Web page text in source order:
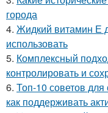
города
4. Жидкий витамин Е
использовать
5. Комплексный
контролировать и
6. Топ-10 советов
как поддерживать